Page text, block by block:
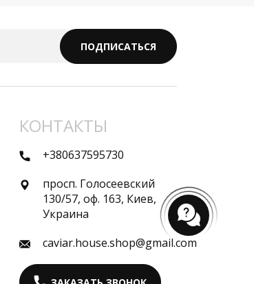
ПОДПИСАТЬСЯ
КОНТАКТЫ
+380637595730
просп. Голосеевский
130/57, оф. 163, Киев,
Украина
caviar.house.shop@gmail.com